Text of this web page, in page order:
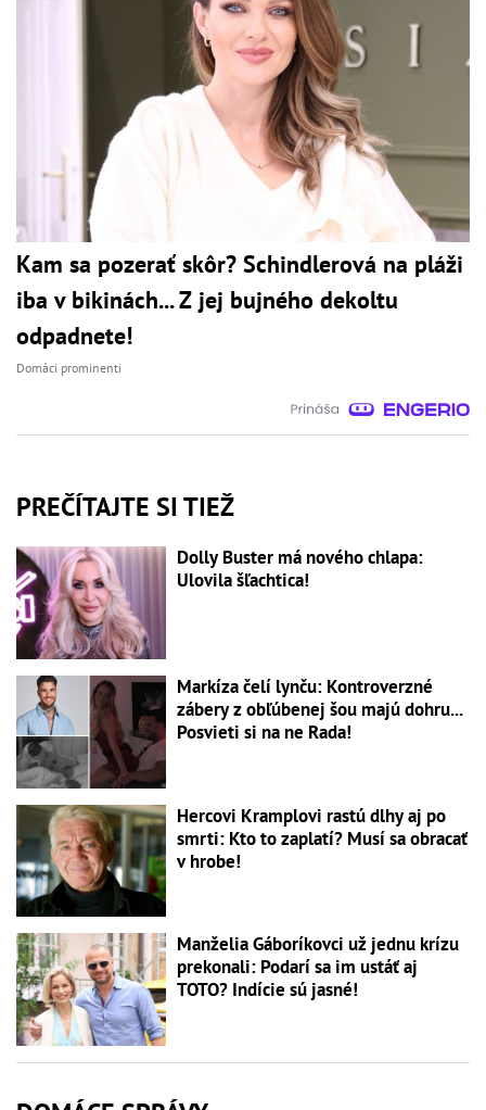
Kam sa pozerať skôr? Schindlerová na pláži
iba v bikinách... Z jej bujného dekoltu
odpadnete!
Domáci prominenti
PREČÍTAJTE SI TIEŽ
Dolly Buster má nového chlapa:
Ulovila šľachtica!
Markíza čelí lynču: Kontroverzné
zábery z obľúbenej šou majú dohru...
Posvieti si na ne Rada!
Hercovi Kramplovi rastú dlhy aj po
smrti: Kto to zaplatí? Musí sa obracať
v hrobe!
Manželia Gáboríkovci už jednu krízu
prekonali: Podarí sa im ustáť aj
TOTO? Indície sú jasné!